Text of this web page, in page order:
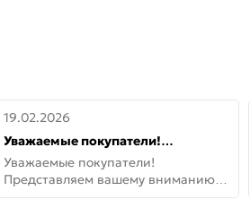
19.02.2026
Уважаемые покупатели!
Представляем вашему вниманию
новинки от Armadillo!
Уважаемые покупатели!
Представляем вашему вниманию
новинки от Armadillo! Новая